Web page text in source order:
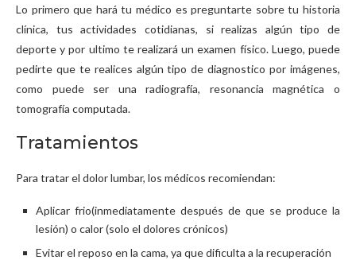
Lo primero que hará tu médico es preguntarte sobre tu historia
clínica, tus actividades cotidianas, si realizas algún tipo de
deporte y por ultimo te realizará un examen físico. Luego, puede
pedirte que te realices algún tipo de diagnostico por imágenes,
como puede ser una radiografía, resonancia magnética o
tomografía computada.
Tratamientos
Para tratar el dolor lumbar, los médicos recomiendan:
Aplicar frio(inmediatamente después de que se produce la
lesión) o calor (solo el dolores crónicos)
Evitar el reposo en la cama, ya que dificulta a la recuperación